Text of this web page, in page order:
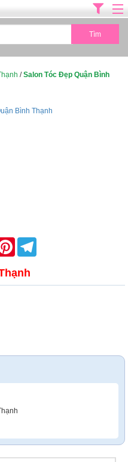
/Salon Tóc Đẹp Quận Bình
Pinterest